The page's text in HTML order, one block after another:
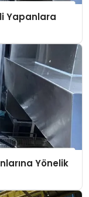
Yapanlara
Yönelik